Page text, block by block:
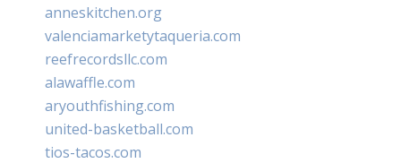
anneskitchen.org
valenciamarketytaqueria.com
reefrecordsllc.com
alawaffle.com
aryouthfishing.com
united-basketball.com
tios-tacos.com